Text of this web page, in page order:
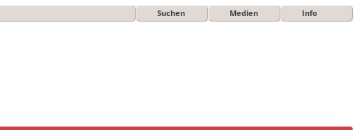
Suchen Medien Info